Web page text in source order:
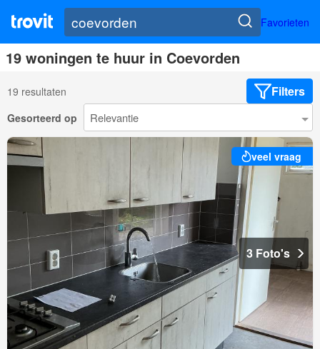
Favorieten
19 woningen te huur in Coevorden
19 resultaten Filters
Gesorteerd op
veel vraag
3 Foto's